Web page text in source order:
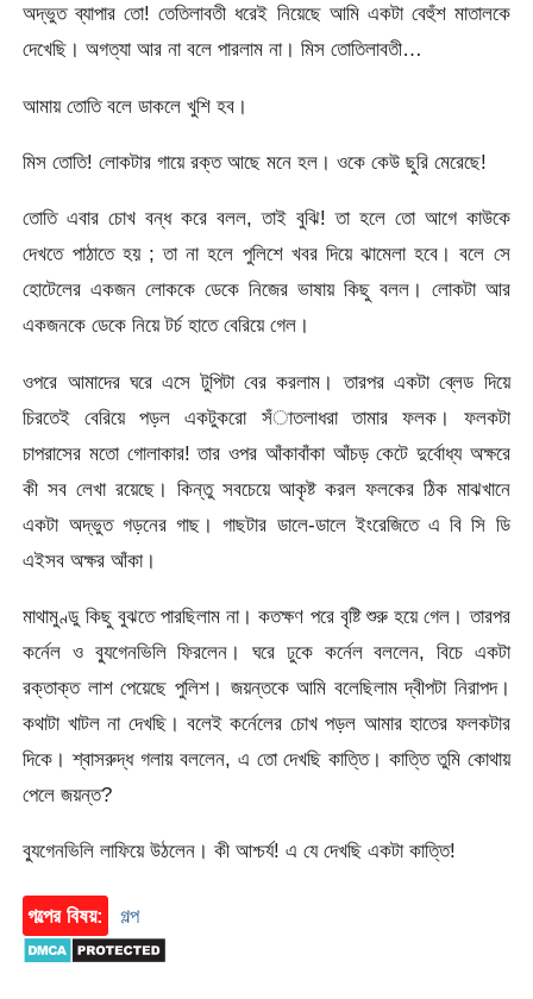
অদ্ভুত ব্যাপার তো! তেতিলাবতী ধরেই নিয়েছে আমি একটা বেহুঁশ মাতালকে
দেখেছি। অগত্যা আর না বলে পারলাম না। মিস তোতিলাবতী…
আমায় তোতি বলে ডাকলে খুশি হব।
মিস তোতি! লোকটার গায়ে রক্ত আছে মনে হল। ওকে কেউ ছুরি মেরেছে!
তোতি এবার চোখ বন্ধ করে বলল, তাই বুঝি! তা হলে তো আগে কাউকে
দেখতে পাঠাতে হয় ; তা না হলে পুলিশে খবর দিয়ে ঝামেলা হবে। বলে সে
হোটেলের একজন লোককে ডেকে নিজের ভাষায় কিছু বলল। লোকটা আর
একজনকে ডেকে নিয়ে টর্চ হাতে বেরিয়ে গেল।
ওপরে আমাদের ঘরে এসে টুপিটা বের করলাম। তারপর একটা ব্লেড দিয়ে
চিরতেই বেরিয়ে পড়ল একটুকরো সঁাতলাধরা তামার ফলক। ফলকটা
চাপরাসের মতো গোলাকার! তার ওপর আঁকাবাঁকা আঁচড় কেটে দুর্বোধ্য অক্ষরে
কী সব লেখা রয়েছে। কিন্তু সবচেয়ে আকৃষ্ট করল ফলকের ঠিক মাঝখানে
একটা অদ্ভুত গড়নের গাছ। গাছটার ডালে-ডালে ইংরেজিতে এ বি সি ডি
এইসব অক্ষর আঁকা।
মাথামুণ্ডু কিছু বুঝতে পারছিলাম না। কতক্ষণ পরে বৃষ্টি শুরু হয়ে গেল। তারপর
কর্নেল ও ব্যুগেনভিলি ফিরলেন। ঘরে ঢুকে কর্নেল বললেন, বিচে একটা
রক্তাক্ত লাশ পেয়েছে পুলিশ। জয়ন্তকে আমি বলেছিলাম দ্বীপটা নিরাপদ।
কথাটা খাটল না দেখছি। বলেই কর্নেলের চোখ পড়ল আমার হাতের ফলকটার
দিকে। শ্বাসরুদ্ধ গলায় বললেন, এ তো দেখছি কাত্তি। কাত্তি তুমি কোথায়
পেলে জয়ন্ত?
ব্যুগেনভিলি লাফিয়ে উঠলেন। কী আশ্চর্য! এ যে দেখছি একটা কাত্তি!
গল্পের বিষয়: গল্প